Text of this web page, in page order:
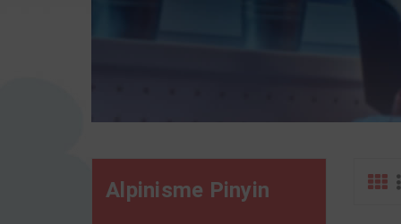
Alpinisme Pinyin